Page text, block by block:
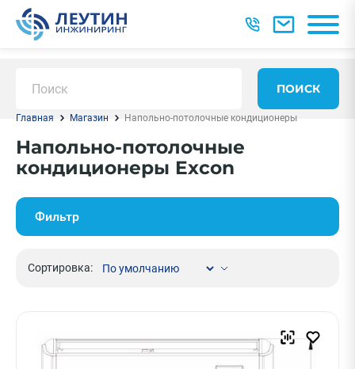
ПОИСК
Главная Магазин Напольно-потолочные кондиционеры
Напольно-потолочные
кондиционеры Excon
Фильтр
Сортировка: